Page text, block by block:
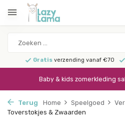
Gratis verzending vanaf €70
Baby & kids zomerkleding
Terug Home Speelgoed
Toverstokjes & Zwaarden